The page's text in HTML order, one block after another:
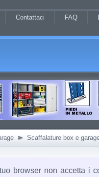
Contattaci FAQ
Scaffalature box e
browser non accetta i